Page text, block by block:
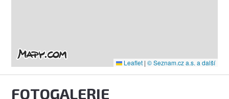
Leaflet | © Seznam.cz a.s. a další
FOTOGALERIE